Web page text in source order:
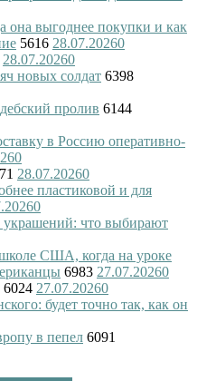
она выгоднее покупки и как
5616 28.07.20260
28.07.20260
новых солдат 6398
пролив 6144
в Россию оперативно-
0
28.07.20260
пластиковой и для
0
что выбирают
школе США, когда на уроке
6983 27.07.20260
6024 27.07.20260
будет точно так, как он
в пепел 6091